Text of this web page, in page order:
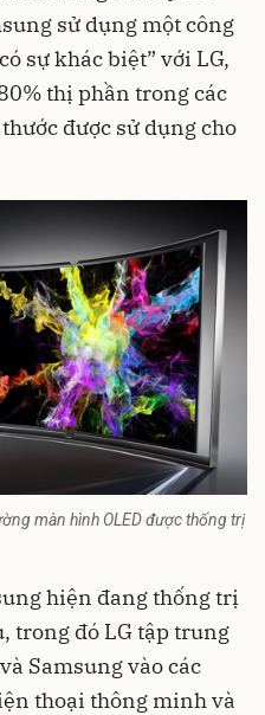
sử dụng một công
sự khác biệt” với LG,
thị phần trong các
được sử dụng cho
màn hình OLED được thống trị
hiện đang thống trị
trong đó LG tập trung
Samsung vào các
thoại thông minh và